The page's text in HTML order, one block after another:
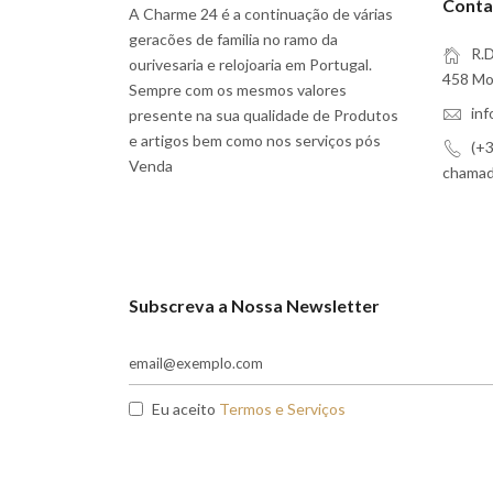
A Charme 24 é a continuação de várias
geracões de familia no ramo da
ourivesaria e relojoaria em Portugal.
Sempre com os mesmos valores
presente na sua qualidade de Produtos
e artigos bem como nos serviços pós
Venda
458
Subscreva a Nossa Newsletter
Eu aceito Termos e Serviços